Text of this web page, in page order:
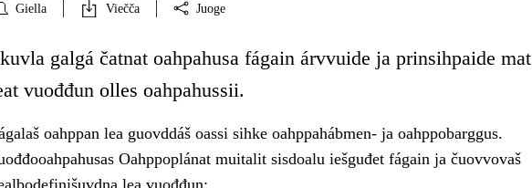
Giella Viečča Juoge
galgá čatnat oahpahusa fágain árvvuide ja prinsihpaide mat
vuođđun olles oahpahussii.
oahppan lea guovddáš oassi sihke oahppahábmen- ja oahppobarggus.
Oahppoplánat muitalit sisdoalu iešguđet fágain ja čuovvovaš